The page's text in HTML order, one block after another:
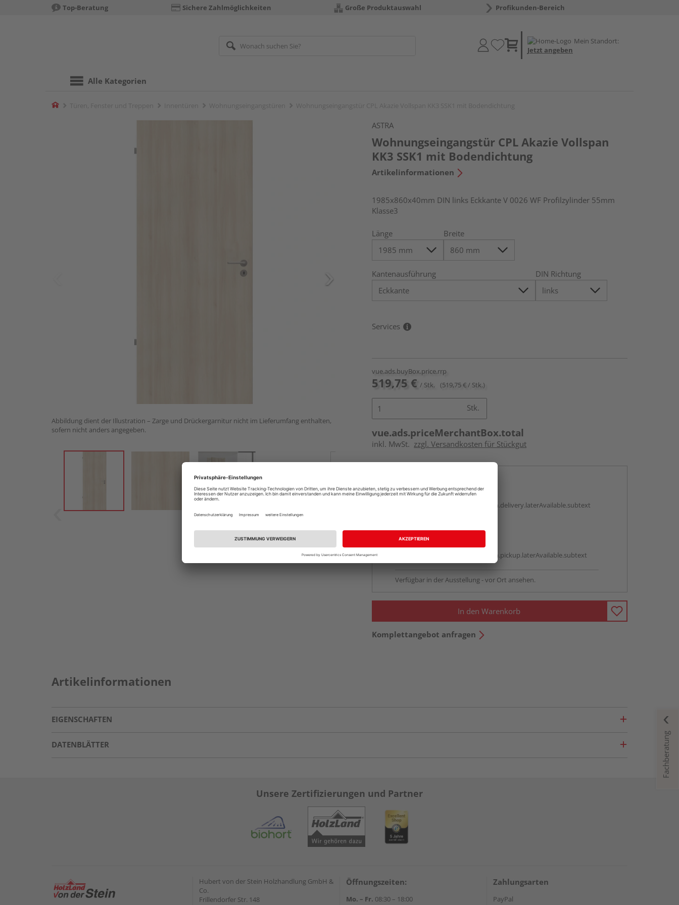
Top-Beratung Sichere Zahlmöglichkeiten Große Produktauswahl Profikunden-Bereich
Mein Standort:
Jetzt angeben
Alle Kategorien
Home
Abbildung dient der Illustration – Zarge und Drückergarnitur nicht im Lieferumfang enthalten,
sofern nicht anders angegeben.
ASTRA
Wohnungseingangstür CPL Akazie Vollspan
KK3 SSK1 mit Bodendichtung
Artikelinformationen
1985x860x40mm DIN links Eckkante V 0026 WF Profilzylinder 55mm
Klasse3
Länge Breite
Kantenausführung DIN Richtung
Services
vue.ads.buyBox.price.rrp
519,75 € / Stk. (519,75 € / Stk.)
Stk.
vue.ads.priceMerchantBox.total
inkl. MwSt. zzgl. Versandkosten für Stückgut
Auf Vorbestellung:
vue.ads.priceMerchantBox.option.delivery.laterAvailable.subtext
Beim Händler abholen
Auf Vorbestellung:
vue.ads.priceMerchantBox.option.pickup.laterAvailable.subtext
Verfügbar in der Ausstellung - vor Ort ansehen.
In den Warenkorb
Komplettangebot anfragen
Artikelinformationen
EIGENSCHAFTEN
DATENBLÄTTER Fachberatung
Unsere Zertifizierungen und Partner
Hubert von der Stein Holzhandlung GmbH &
Co.
Frillendorfer Str. 148
Öffnungszeiten:
Mo. – Fr. 08:30 – 18:00
Zahlungsarten
PayPal